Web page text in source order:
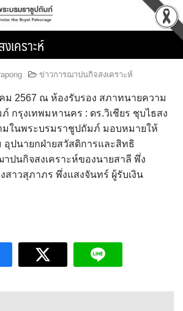
เคราะห์
ข่าวการฌาปนกิจสงเคราะห์
ม 2567 ณ ห้องรับรอง สภาทนายความ
กรุงเทพมหานคร : ดร.วิเชียร ชุบไธสง
ในพระบรมราชูปถัมภ์ มอบหมายให้
อุปนายกฝ่ายสวัสดิการและสิทธิ
ปนกิจสงเคราะห์ของนายสาลี พึ่ง
สาวสุภาภร พึ่งแสงจันทร์ ผู้รับเงิน